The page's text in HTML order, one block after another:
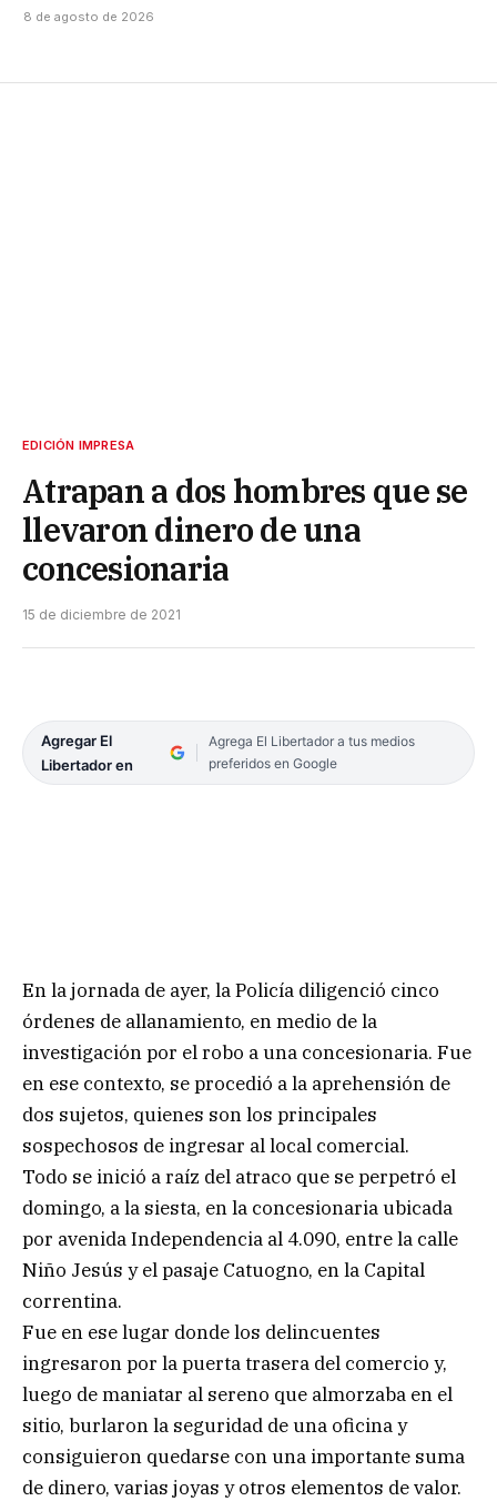
8 de agosto de 2026
EDICIÓN IMPRESA
Atrapan a dos hombres que se
llevaron dinero de una
concesionaria
15 de diciembre de 2021
Agregar El
Libertador en
Agrega El Libertador a tus medios
preferidos en Google
En la jornada de ayer, la Policía diligenció cinco
órdenes de allanamiento, en medio de la
investigación por el robo a una concesionaria. Fue
en ese contexto, se procedió a la aprehensión de
dos sujetos, quienes son los principales
sospechosos de ingresar al local comercial.
Todo se inició a raíz del atraco que se perpetró el
domingo, a la siesta, en la concesionaria ubicada
por avenida Independencia al 4.090, entre la calle
Niño Jesús y el pasaje Catuogno, en la Capital
correntina.
Fue en ese lugar donde los delincuentes
ingresaron por la puerta trasera del comercio y,
luego de maniatar al sereno que almorzaba en el
sitio, burlaron la seguridad de una oficina y
consiguieron quedarse con una importante suma
de dinero, varias joyas y otros elementos de valor.